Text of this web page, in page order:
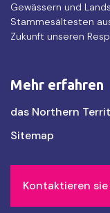
Gewässern und
Stammesältesten
Zukunft unseren
Mehr erfahren
Find
out
more
das Northern
Sitemap
Kontaktieren